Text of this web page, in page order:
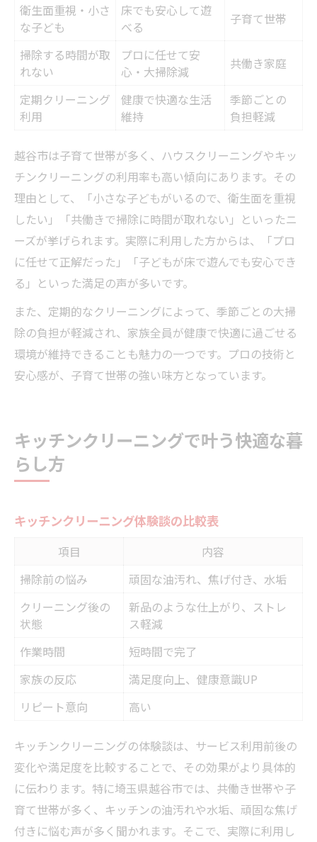
衛生面重視・小さ
な子ども
床でも安心して遊
べる
子育て世帯
掃除する時間が取
れない
プロに任せて安
心・大掃除減
共働き家庭
定期クリーニング
利用
健康で快適な生活
維持
季節ごとの
負担軽減
越谷市は子育て世帯が多く、ハウスクリーニングやキッ
チンクリーニングの利用率も高い傾向にあります。その
理由として、「小さな子どもがいるので、衛生面を重視
したい」「共働きで掃除に時間が取れない」といったニ
ーズが挙げられます。実際に利用した方からは、「プロ
に任せて正解だった」「子どもが床で遊んでも安心でき
る」といった満足の声が多いです。
また、定期的なクリーニングによって、季節ごとの大掃
除の負担が軽減され、家族全員が健康で快適に過ごせる
環境が維持できることも魅力の一つです。プロの技術と
安心感が、子育て世帯の強い味方となっています。
キッチンクリーニングで叶う快適な暮
らし方
キッチンクリーニング体験談の比較表
項目
内容
掃除前の悩み
頑固な油汚れ、焦げ付き、水垢
クリーニング後の
状態
新品のような仕上がり、ストレ
ス軽減
作業時間
短時間で完了
家族の反応
満足度向上、健康意識UP
リピート意向
高い
キッチンクリーニングの体験談は、サービス利用前後の
変化や満足度を比較することで、その効果がより具体的
に伝わります。特に埼玉県越谷市では、共働き世帯や子
育て世帯が多く、キッチンの油汚れや水垢、頑固な焦げ
付きに悩む声が多く聞かれます。そこで、実際に利用し